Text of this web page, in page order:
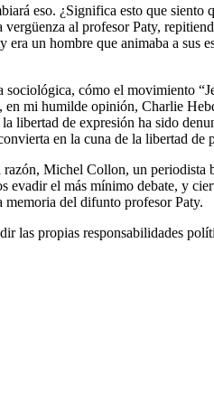
eso. ¿Significa esto que siento
al profesor Paty,
un hombre que animaba a sus
cómo el movimiento
mi humilde opinión, Charlie
libertad de expresión ha sido
en la cuna de la libertad de
Michel Collon, un
el más mínimo debate, y
memoria del difunto profesor Paty.
las propias responsabilidades